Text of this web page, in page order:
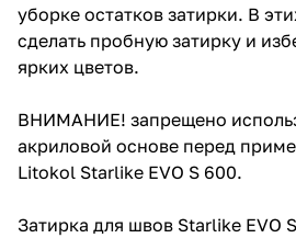
уборке остатков затирки. В
сделать пробную затирку и
ярких цветов.
ВНИМАНИЕ! запрещено
акриловой основе перед
Litokol Starlike EVO S 600.
Затирка для швов Starlike EVO